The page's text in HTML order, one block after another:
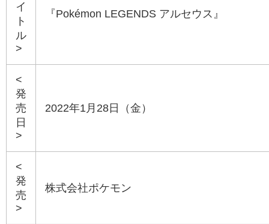
イ
ト
ル
>
『Pokémon LEGENDS アルセウス』
<
発
売
日
>
2022年1月28日（金）
<
発
売
>
株式会社ポケモン